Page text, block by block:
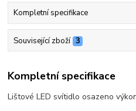
Kompletní specifikace
Související zboží 3
Kompletní specifikace
Lištové LED svítidlo osazeno